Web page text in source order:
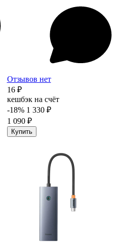
Отзывов нет
16 ₽
кешбэк на счёт
-18% 1 330 ₽
1 090 ₽
Купить